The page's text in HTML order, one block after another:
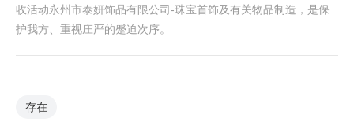
收活动永州市泰妍饰品有限公司-珠宝首饰及有关物品制造，是保
护我方、重视庄严的蹙迫次序。
存在